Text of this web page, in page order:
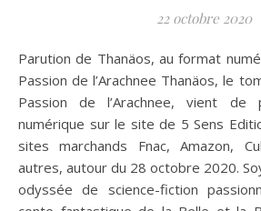
22 octobre 2020
Parution de Thanäos, au format numérique -Tome 2 de la
Passion de l’Arachnee Thanäos, le
Passion de l’Arachnee, vient de
numérique sur le site de 5 Sens
sites marchands Fnac, Amazon,
autres, autour du 28 octobre 2020.
odyssée de science-fiction